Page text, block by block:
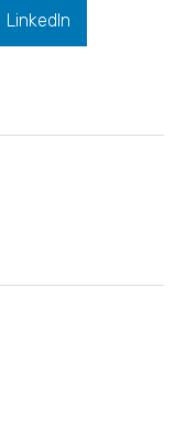
LinkedIn